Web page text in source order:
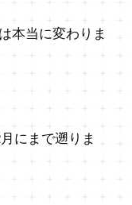
本当に変わりま
にまで遡りま